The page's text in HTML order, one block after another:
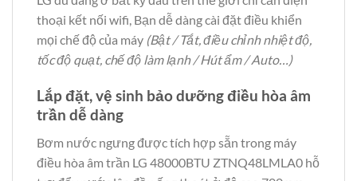
thoại kết nối wifi, Bạn dễ dàng cài đặt điều khiển
mọi chế độ của máy (Bật / Tắt, điều chỉnh nhiệt độ,
tốc độ quạt, chế độ làm lạnh / Hút ẩm / Auto…)
Lắp đặt, vệ sinh bảo dưỡng điều hòa âm
trần dễ dàng
Bơm nước ngưng được tích hợp sẵn trong máy
điều hòa âm trần LG 48000BTU ZTNQ48LMLA0 hỗ